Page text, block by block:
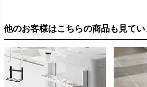
他のお客様はこちらの商品も見てい